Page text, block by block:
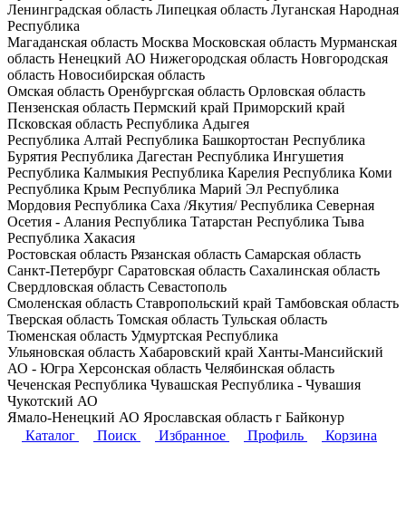
Ленинградская область Липецкая область Луганская Народная
Республика
Магаданская область Москва Московская область Мурманская
область Ненецкий АО Нижегородская область Новгородская
область Новосибирская область
Омская область Оренбургская область Орловская область
Пензенская область Пермский край Приморский край
Псковская область Республика Адыгея
Республика Алтай Республика Башкортостан Республика
Бурятия Республика Дагестан Республика Ингушетия
Республика Калмыкия Республика Карелия Республика Коми
Республика Крым Республика Марий Эл Республика
Мордовия Республика Саха /Якутия/Республика Северная
Осетия - Алания Республика Татарстан Республика Тыва
Республика Хакасия
Ростовская область Рязанская область Самарская область
Санкт-Петербург Саратовская область Сахалинская область
Свердловская область Севастополь
Смоленская область Ставропольский край Тамбовская область
Тверская область Томская область Тульская область
Тюменская область Удмуртская Республика
Ульяновская область Хабаровский край Ханты-Мансийский
АО - Югра Херсонская область Челябинская область
Чеченская Республика Чувашская Республика - Чувашия
Чукотский АО
Ямало-Ненецкий АО Ярославская область г Байконур
Каталог
Поиск Избранное Профиль Корзина